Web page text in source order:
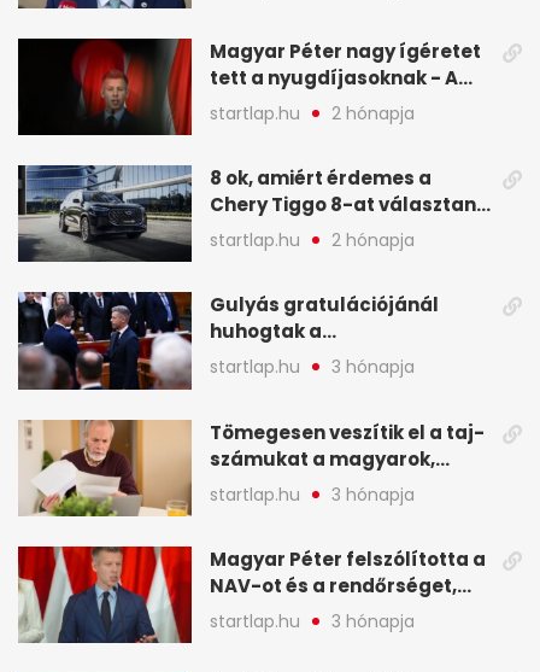
Magyar Péter nagy ígéretet
tett a nyugdíjasoknak - A
hét legfontosabb hírei
képekben
startlap.hu 2 hónapja
8 ok, amiért érdemes a
Chery Tiggo 8-at választani!
(X)
startlap.hu 2 hónapja
Gulyás gratulációjánál
huhogtak a
leghangosabban, miután
Magyart miniszterelnökké
legfontosabb hírei
képekben
startlap.hu 3 hónapja
Tömegesen veszítik el a taj-
számukat a magyarok,
sokak ellen eljárást indít a
NAV - A hét hírei képekben
startlap.hu 3 hónapja
Magyar Péter felszólította a
NAV-ot és a rendőrséget,
tartóztassák le a NER-es
oligarchákat - A hét
startlap.hu 3 hónapja